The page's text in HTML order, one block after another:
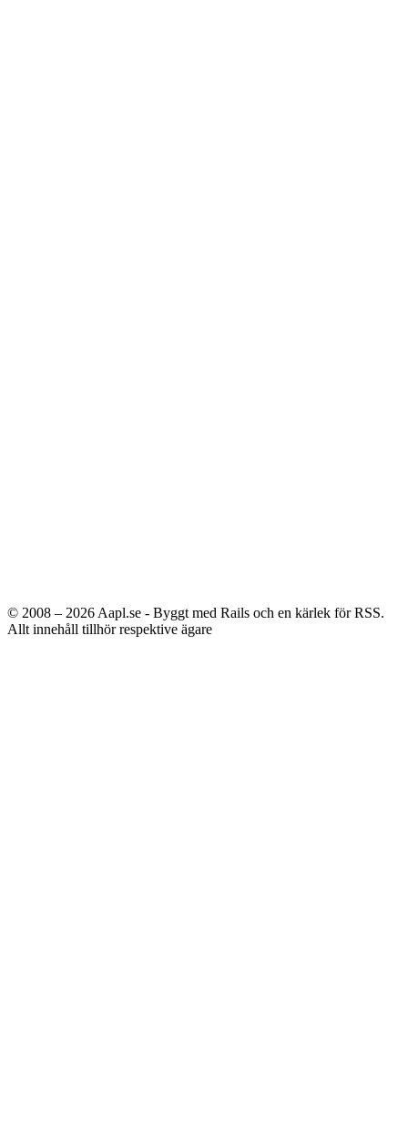
© 2008 – 2026 Aapl.se - Byggt med Rails och en kärlek för RSS.
Allt innehåll tillhör respektive ägare